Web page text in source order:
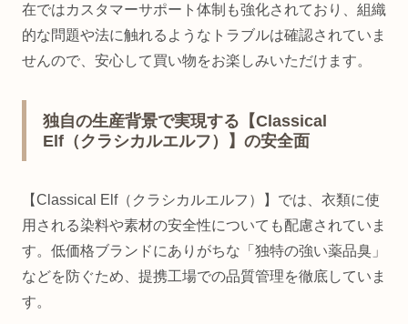
在ではカスタマーサポート体制も強化されており、組織
的な問題や法に触れるようなトラブルは確認されていま
せんので、安心して買い物をお楽しみいただけます。
独自の生産背景で実現する【Classical
Elf（クラシカルエルフ）】の安全面
【Classical Elf（クラシカルエルフ）】では、衣類に使
用される染料や素材の安全性についても配慮されていま
す。低価格ブランドにありがちな「独特の強い薬品臭」
などを防ぐため、提携工場での品質管理を徹底していま
す。